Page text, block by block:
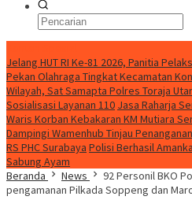
Jelang HUT RI Ke-81 2026, Panitia
Pekan Olahraga Tingkat Kecamatan
Wilayah, Sat Samapta Polres Toraja
Sosialisasi Layanan 110 Jasa Raharja
Waris Korban Kebakaran KM Mutiara
Dampingi Wamenhub Tinjau
RS PHC Surabaya Polisi Berhasil
Sabung Ayam
Beranda
News
92 Personil BKO
pengamanan Pilkada Soppeng dan